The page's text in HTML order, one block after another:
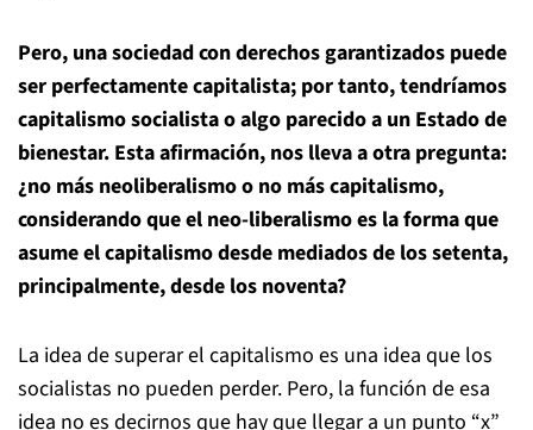
Pero, una sociedad con derechos garantizados puede
ser perfectamente capitalista; por tanto, tendríamos
capitalismo socialista o algo parecido a un Estado de
bienestar. Esta afirmación, nos lleva a otra pregunta:
¿no más neoliberalismo o no más capitalismo,
considerando que el neo-liberalismo es la forma que
asume el capitalismo desde mediados de los setenta,
principalmente, desde los noventa?
La idea de superar el capitalismo es una idea que los
socialistas no pueden perder. Pero, la función de esa
idea no es decirnos que hay que llegar a un punto “x”